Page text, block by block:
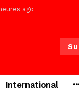
ago
PS) 2 jours ago
International